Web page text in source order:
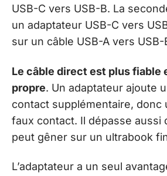
USB-C vers USB-B. La
un adaptateur USB-C vers
sur un câble USB-A vers
Le câble direct est plus fiable
propre. Un adaptateur ajoute
contact supplémentaire, donc
faux contact. Il dépasse aussi
peut gêner sur un ultrabook
L’adaptateur a un seul